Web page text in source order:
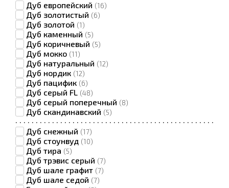
Дуб европейский (16)
Дуб золотистый (6)
Дуб золотой (1)
Дуб каменный (5)
Дуб коричневый (5)
Дуб мокко (11)
Дуб натуральный (12)
Дуб нордик (12)
Дуб пацифик (6)
Дуб серый FL (48)
Дуб серый поперечный (8)
Дуб скандинавский (5)
·
Дуб снежный (17)
·
Дуб стоунвуд (10)
·
Дуб тира (5)
·
Дуб трэвис серый (7)
·
Дуб шале графит (7)
·
Дуб шале седой (7)
· · · · · · · · · · · · · · · · · · · · · · · · · · · · · · · · · · · · · · · · · · ·